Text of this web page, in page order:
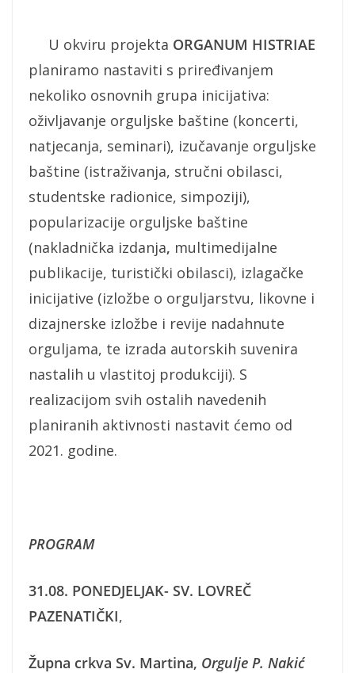
U okviru projekta ORGANUM HISTRIAE
planiramo nastaviti s priređivanjem
nekoliko osnovnih grupa inicijativa:
oživljavanje orguljske baštine (koncerti,
natjecanja, seminari), izučavanje orguljske
baštine (istraživanja, stručni obilasci,
studentske radionice, simpoziji),
popularizacije orguljske baštine
(nakladnička izdanja, multimedijalne
publikacije, turistički obilasci), izlagačke
inicijative (izložbe o orguljarstvu, likovne i
dizajnerske izložbe i revije nadahnute
orguljama, te izrada autorskih suvenira
nastalih u vlastitoj produkciji). S
realizacijom svih ostalih navedenih
planiranih aktivnosti nastavit ćemo od
2021. godine.
PROGRAM
31.08. PONEDJELJAK- SV. LOVREČ
PAZENATIČKI,
Župna crkva Sv. Martina, Orgulje P. Nakić